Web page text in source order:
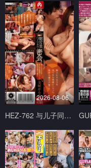
2026-08-06
HEZ-762 与儿子同学父亲每周一天在地下营业见面酒吧幽会。 白石あきほ,美咲かんな ホットエンターテイメント